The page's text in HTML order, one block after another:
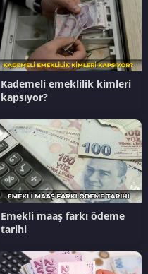
Kademeli emeklilik kimleri
kapsıyor?
Emekli maaş farkı ödeme
tarihi